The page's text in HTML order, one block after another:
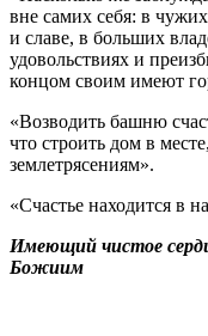
вне самих себя: в
и славе, в больших
удовольствиях и
концом своим имеют
«Возводить башню
что строить дом в
землетрясениям».
«Счастье находится в
Имеющий чистое
Божиим